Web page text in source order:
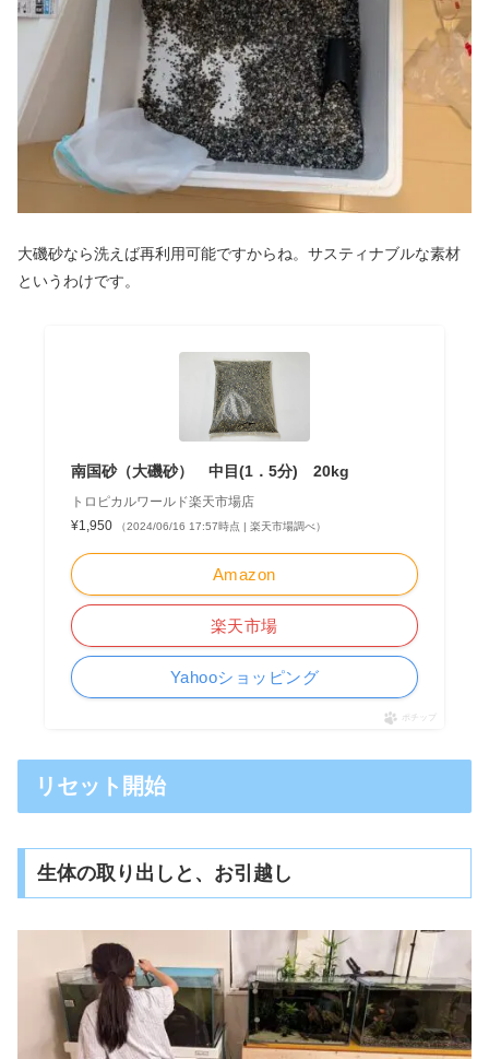
大磯砂なら洗えば再利用可能ですからね。サスティナブルな素材
というわけです。
南国砂（大磯砂） 中目(1．5分) 20kg
トロピカルワールド楽天市場店
¥1,950
（2024/06/16 17:57時点 | 楽天市場調べ）
Amazon
楽天市場
Yahooショッピング
ポチップ
リセット開始
生体の取り出しと、お引越し